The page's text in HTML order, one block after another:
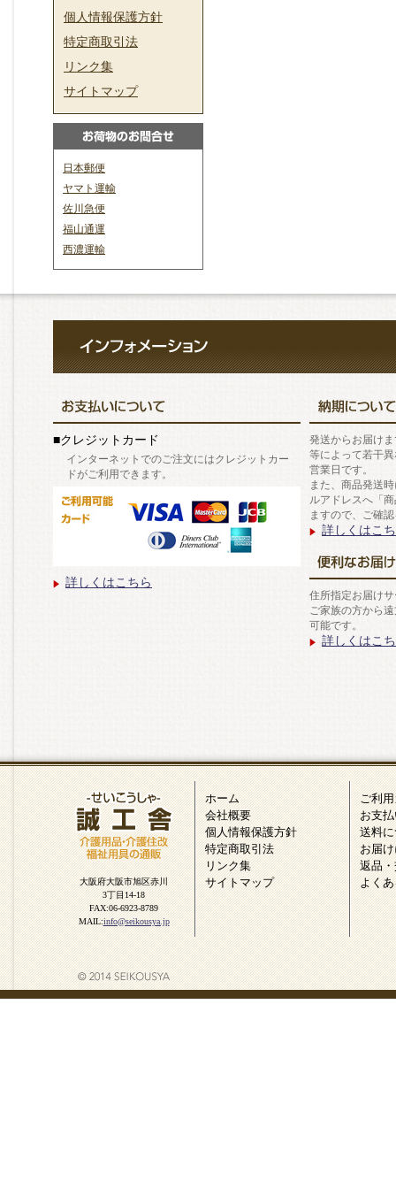
個人情報保護方針
特定商取引法
リンク集
サイトマップ
日本郵便
ヤマト運輸
佐川急便
福山通運
西濃運輸
■クレジットカード
インターネットでのご注文にはクレジットカー
ドがご利用できます。
詳しくはこちら
発送からお届け
等によって若干
営業日です。
また、商品発送
ルアドレスへ「
ますので、ご確
詳しくはこ
住所指定お届け
ご家族の方から
可能です。
詳しくはこ
大阪府大阪市旭区赤川
3丁目14-18
FAX:06-6923-8789
MAIL:info@seikousya.jp
ホーム
会社概要
個人情報保護方針
特定商取引法
リンク集
サイトマップ
ご利
お支
送料
お届
返品
よく